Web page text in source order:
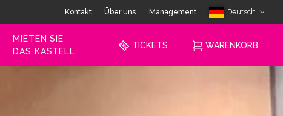
Kontakt Über uns Management Deutsch
MIETEN SIE
DAS KASTELL
TICKETS WARENKORB